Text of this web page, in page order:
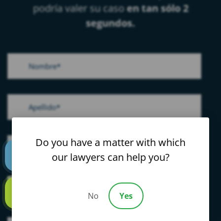
podría valer su casoen tan sólo 2
segundos.
Do you have a matter with which
our lawyers can help you?
No Yes